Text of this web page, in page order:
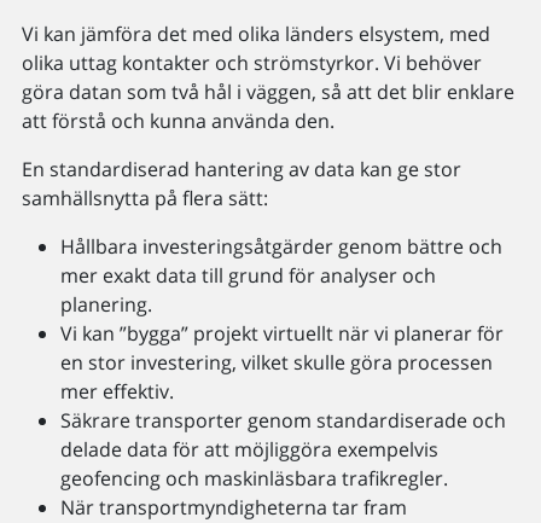
Vi kan jämföra det med olika länders elsystem, med
olika uttag kontakter och strömstyrkor. Vi behöver
göra datan som två hål i väggen, så att det blir enklare
att förstå och kunna använda den.
En standardiserad hantering av data kan ge stor
samhällsnytta på flera sätt:
Hållbara investeringsåtgärder genom bättre och
mer exakt data till grund för analyser och
planering.
Vi kan ”bygga” projekt virtuellt när vi planerar för
en stor investering, vilket skulle göra processen
mer effektiv.
Säkrare transporter genom standardiserade och
delade data för att möjliggöra exempelvis
geofencing och maskinläsbara trafikregler.
När transportmyndigheterna tar fram